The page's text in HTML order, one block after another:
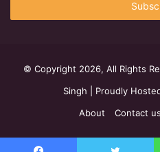
© Copyright 2026, All Rights
Singh | Proudly
About
Contact us